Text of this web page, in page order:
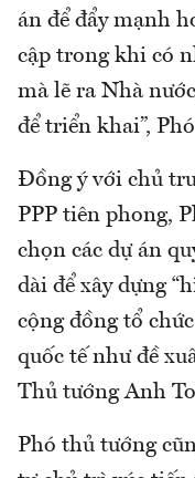
án để đẩy mạnh
cập trong khi có
mà lẽ ra Nhà
để triển khai”,
Đồng ý với chủ
PPP tiên phong,
chọn các dự án
dài để xây dựng
cộng đồng tổ
quốc tế như đề
Thủ tướng Anh
Phó thủ tướng